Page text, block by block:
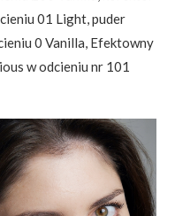
01 Light, puder
0 Vanilla, Efektowny
w odcieniu nr 101